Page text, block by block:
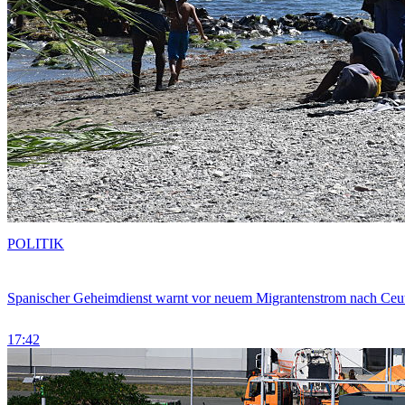
Spanischer Geheimdienst warnt vor neuem Migrantenstrom nach
17:42
POLITIK